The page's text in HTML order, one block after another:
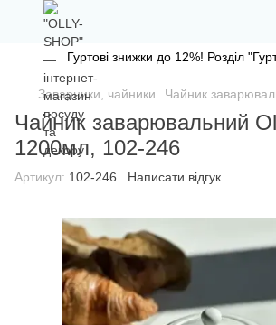
Гуртові знижки до 12%! Розділ
Заварники, чайники Чайник
Чайник заварювальний
1200мл, 102-246
Артикул: 102-246 Написати відгук